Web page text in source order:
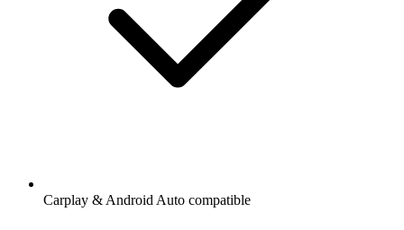
Carplay & Android Auto compatible